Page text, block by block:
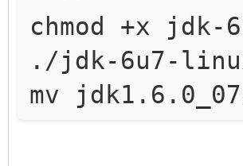
chmod +x
./jdk-6u7-
mv